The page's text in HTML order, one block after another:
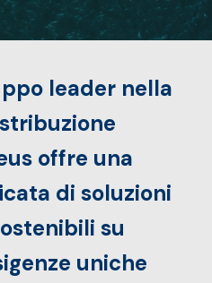
leader nella
offre una
di soluzioni
su
uniche